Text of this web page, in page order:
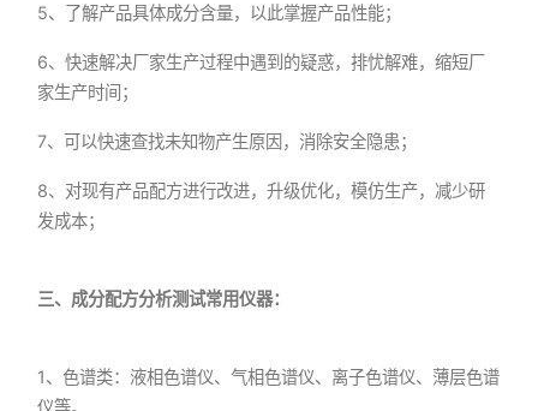
5、了解产品具体成分含量，以此掌握产品性能；
6、快速解决厂家生产过程中遇到的疑惑，排忧解难，缩短厂
家生产时间；
7、可以快速查找未知物产生原因，消除安全隐患；
8、对现有产品配方进行改进，升级优化，模仿生产，减少研
发成本；
三、成分配方分析测试常用仪器：
1、色谱类：液相色谱仪、气相色谱仪、离子色谱仪、薄层色谱
仪等。